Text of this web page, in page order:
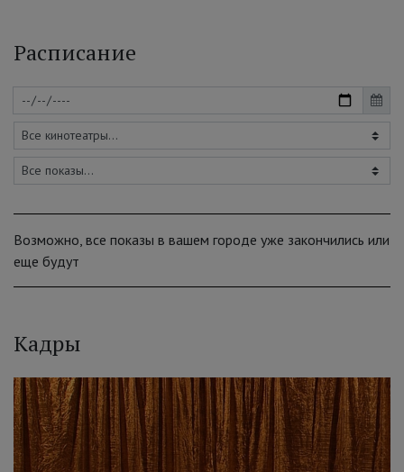
Расписание
Возможно, все показы в вашем городе уже закончились или
еще будут
Кадры